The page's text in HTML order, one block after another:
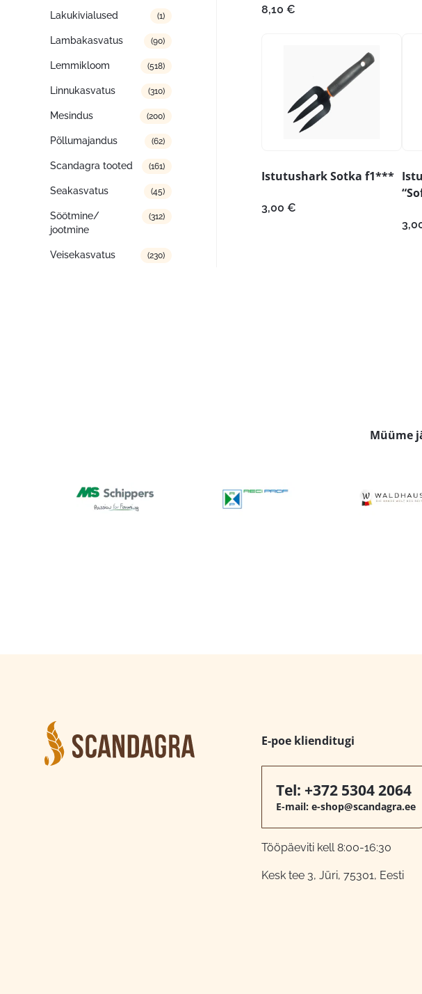
Lakukivialused (1)
Lambakasvatus (90)
Lemmikloom (518)
Linnukasvatus (310)
Mesindus (200)
Põllumajandus (62)
Scandagra tooted (161)
Seakasvatus (45)
Söötmine/
jootmine
(312)
Veisekasvatus (230)
8,10 €
Istutushark Sotka f1***
3,00 €
Müüme
E-poe klienditugi
Tel: +372 5304 2064
E-mail: e-shop@scandagra.ee
Tööpäeviti kell 8:00-16:30
Kesk tee 3, Jüri, 75301, Eesti